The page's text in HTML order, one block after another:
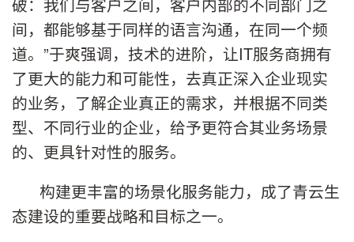
间，都能够基于同样的语言沟通，在同一个频
道。”于爽强调，技术的进阶，让IT服务商拥有
了更大的能力和可能性，去真正深入企业现实
的业务，了解企业真正的需求，并根据不同类
型、不同行业的企业，给予更符合其业务场景
的、更具针对性的服务。
构建更丰富的场景化服务能力，成了青云生
态建设的重要战略和目标之一。